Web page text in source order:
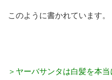
このように書かれています。
＞ヤーバサンタは白髪を本